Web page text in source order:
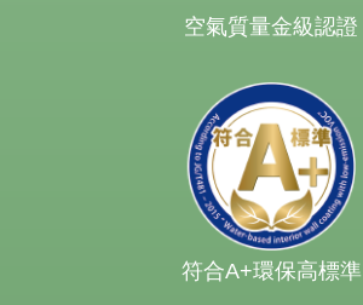
空氣質量金級認證
符合A+環保高標準